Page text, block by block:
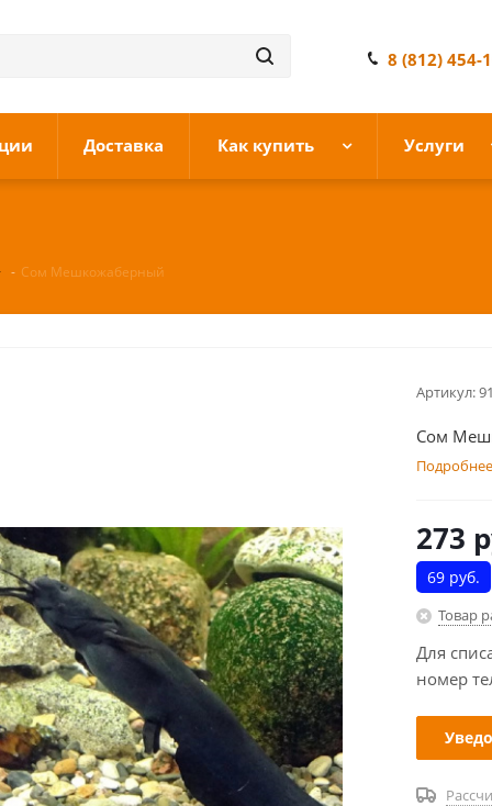
8 (812) 454-
Доставка Как купить Услуги
- Сом Мешкожаберный
Артикул:
Сом
Подробнее
273
69 руб.
Товар
Для
номер